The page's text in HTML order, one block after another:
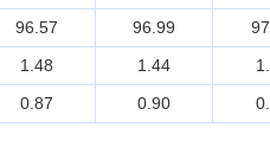
96.57 96.99
1.48 1.44
0.87 0.90